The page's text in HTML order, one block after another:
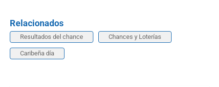
Relacionados
Resultados del chance Chances y Loterías
Caribeña día